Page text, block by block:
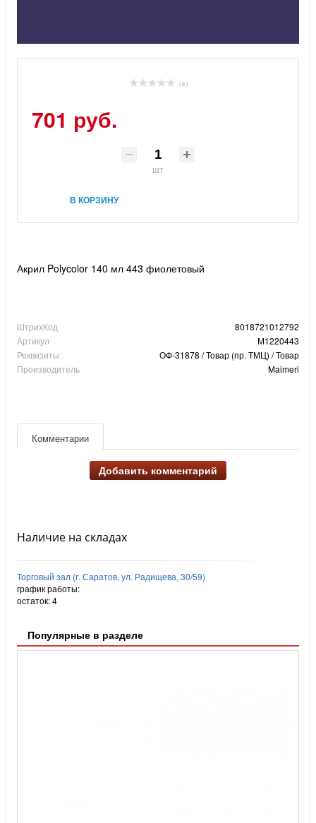
( 0 )
701 руб.
шт
В КОРЗИНУ
Акрил Polycolor 140 мл 443 фиолетовый
ШтрихКод
8018721012792
Артикул
М1220443
Реквизиты
ОФ-31878 / Товар (пр. ТМЦ) / Товар
Производитель
Maimeri
Комментарии
Добавить комментарий
Наличие на складах
Торговый зал (г. Саратов, ул. Радищева, 30/59)
график работы:
остаток:4
Популярные в разделе